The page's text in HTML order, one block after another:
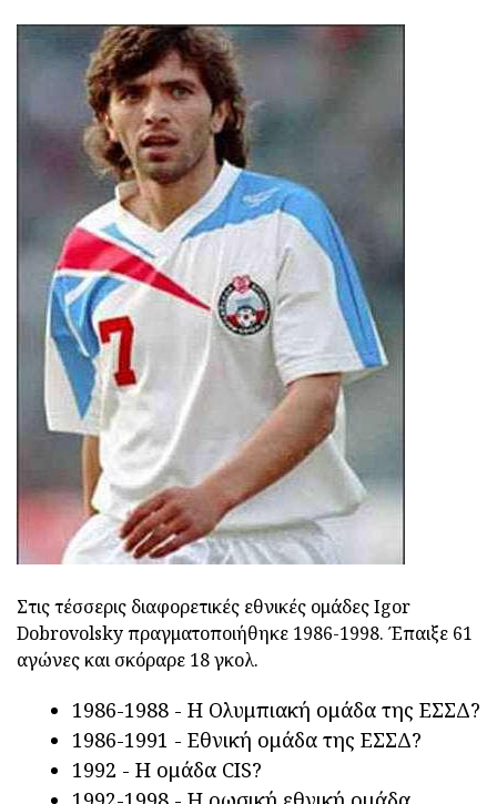
Στις τέσσερις διαφορετικές εθνικές ομάδες Igor
Dobrovolsky πραγματοποιήθηκε 1986-1998. Έπαιξε 61
αγώνες και σκόραρε 18 γκολ.
1986-1988 - Η Ολυμπιακή ομάδα της ΕΣΣΔ?
1986-1991 - Εθνική ομάδα της ΕΣΣΔ?
1992 - Η ομάδα CIS?